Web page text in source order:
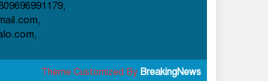
Theme Customized By BreakingNews